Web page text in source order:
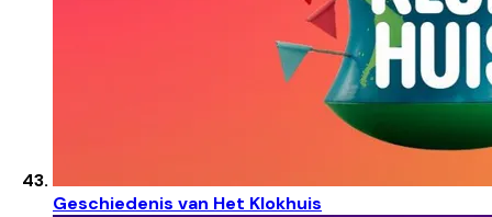
Geschiedenis van Het Klokhuis